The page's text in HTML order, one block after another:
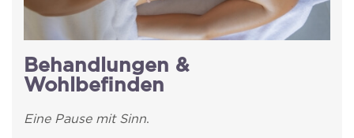
Behandlungen &
Wohlbefinden
Eine Pause mit Sinn.